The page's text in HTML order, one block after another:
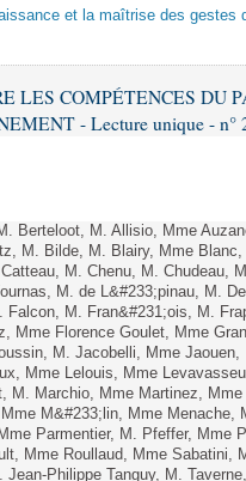
et la maîtrise des gestes
LES COMPÉTENCES DU
- Lecture unique - n°
Berteloot, M. Allisio, Mme
M. Bilde, M. Blairy, Mme
M. Chenu, M. Chudeau,
M. de L&#233;pinau, M.
Falcon, M. Fran&#231;ois, M.
Mme Florence Goulet, Mme
M. Jacobelli, Mme
Mme Lelouis, Mme
M. Marchio, Mme Martinez,
M&#233;lin, Mme Menache,
Parmentier, M. Pfeffer, Mme
Mme Roullaud, Mme
Jean-Philippe Tanguy, M.